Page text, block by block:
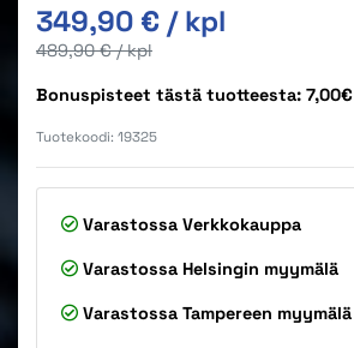
Alkuperäinen hinta
349,90 € / kpl
Alkuperäinen hinta
489,90 €/ kpl
Bonuspisteet tästä tuotteesta: 7,00€
Tuotekoodi: 19325
Varastossa Verkkokauppa
Varastossa Helsingin myymälä
Varastossa Tampereen myymälä